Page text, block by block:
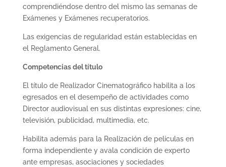
comprendiéndose dentro del mismo las semanas de
Exámenes y Exámenes recuperatorios.
Las exigencias de regularidad están establecidas en
el Reglamento General.
Competencias del título
El título de Realizador Cinematográfico habilita a los
egresados en el desempeño de actividades como
Director audiovisual en sus distintas expresiones: cine,
televisión, publicidad, multimedia, etc.
Habilita además para la Realización de películas en
forma independiente y avala condición de experto
ante empresas, asociaciones y sociedades